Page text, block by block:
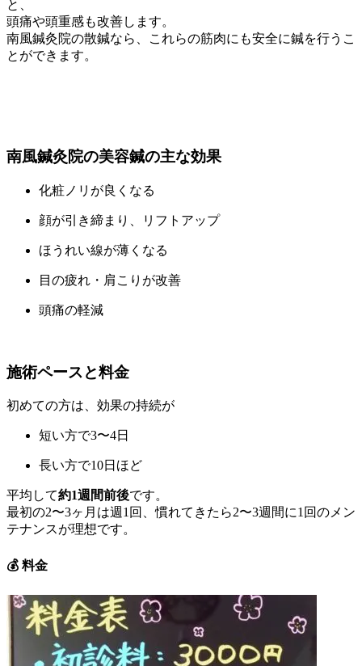
と、
頭痛や頭重感も改善します。
南風鍼灸院の散鍼なら、これらの筋肉にも安全に鍼を行うこ
とができます。
南風鍼灸院の美容鍼の主な効果
化粧ノリが良くなる
顔が引き締まり、リフトアップ
ほうれい線が薄くなる
目の疲れ・肩こりが改善
頭痛の軽減
施術ペースと料金
初めての方は、効果の持続が
短い方で3〜4日
長い方で10日ほど
平均して約1週間前後です。
最初の2〜3ヶ月は週1回、慣れてきたら2〜3週間に1回のメン
テナンスが理想です。
💰 料金